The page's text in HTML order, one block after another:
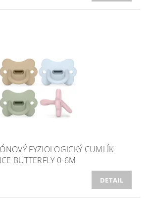
FYZIOLOGICKÝ CUMLÍK
BUTTERFLY 0-6M
DETAIL